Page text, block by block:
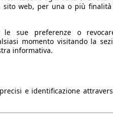
kW (150 PS)
nm
anteriore
sito web, per una o più
le sue preferenze o
momento visitando la
informativa.
e identificazione